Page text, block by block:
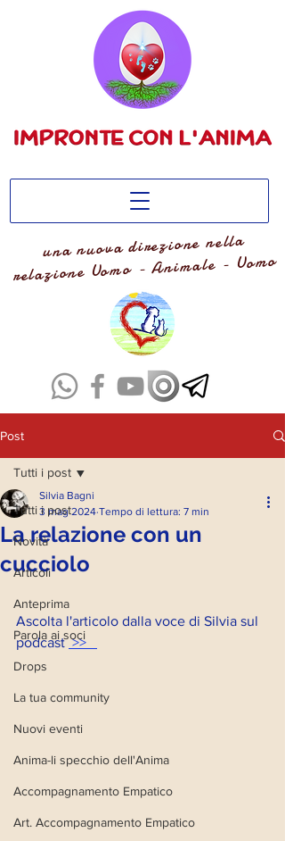
una nuova direzione nella
relazione Uomo - Animale - Uomo
Post
Tutti i post
Novità
Articoli
Anteprima
Parola ai soci
Drops
La tua community
Nuovi eventi
Anima-li specchio dell'Anima
Accompagnamento Empatico
Art. Accompagnamento Empatico
Tutti i post
La relazione con un
cucciolo
Silvia Bagni
3 mag 2024 Tempo di lettura: 7 min
Ascolta l'articolo dalla voce di Silvia sul
podcast >>